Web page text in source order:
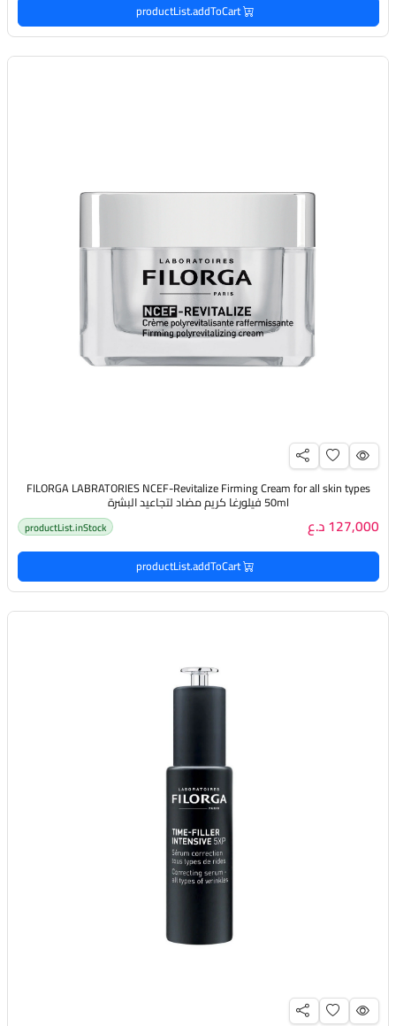
productList.addToCart
FILORGA LABRATORIES NCEF-Revitalize Firming Cream for all skin types
50ml فيلورغا كريم مضاد لتجاعيد البشرة
127,000 د.ع productList.inStock
productList.addToCart